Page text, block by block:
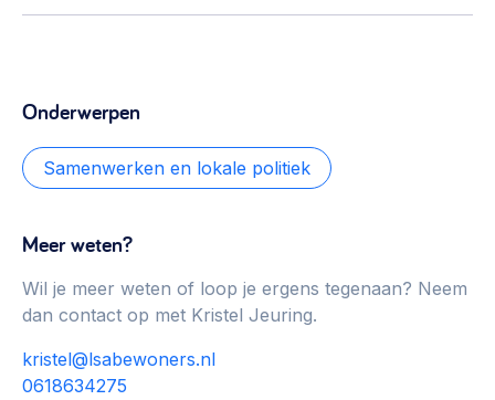
Onderwerpen
Samenwerken en lokale politiek
Meer weten?
Wil je meer weten of loop je ergens tegenaan? Neem
dan contact op met Kristel Jeuring.
kristel@lsabewoners.nl
0618634275